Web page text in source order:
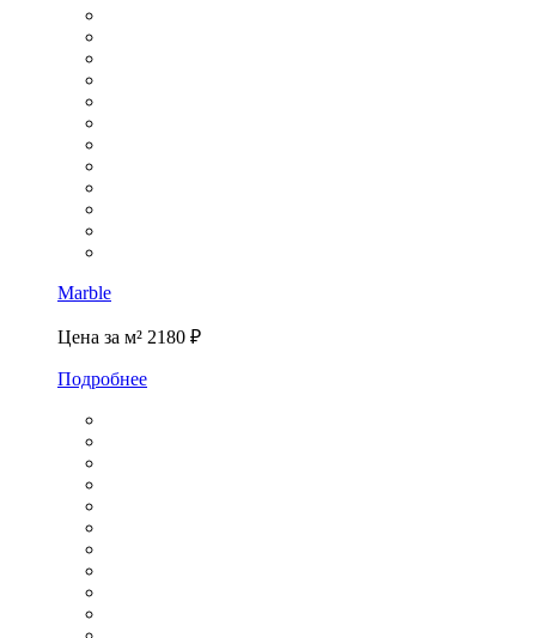
Marble
Цена за м² 2180 ₽
Подробнее